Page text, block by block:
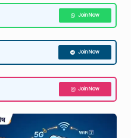
Join Now
Join Now
Join Now